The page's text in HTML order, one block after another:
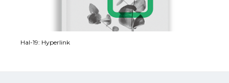
Hal-19: Hyperlink